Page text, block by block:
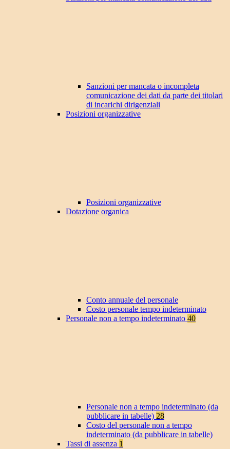
Sanzioni per mancata o incompleta
comunicazione dei dati da parte dei titolari
di incarichi dirigenziali
Posizioni organizzative
Posizioni organizzative
Dotazione organica
Conto annuale del personale
Costo personale tempo indeterminato
Personale non a tempo indeterminato 40
Personale non a tempo indeterminato (da
pubblicare in tabelle) 28
Costo del personale non a tempo
indeterminato (da pubblicare in tabelle)
Tassi di assenza 1